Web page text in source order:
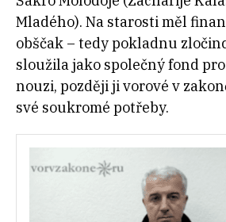
Mladého). Na starosti měl
obščak – tedy pokladnu
sloužila jako společný fond
nouzi, později ji vorové v
své soukromé potřeby.